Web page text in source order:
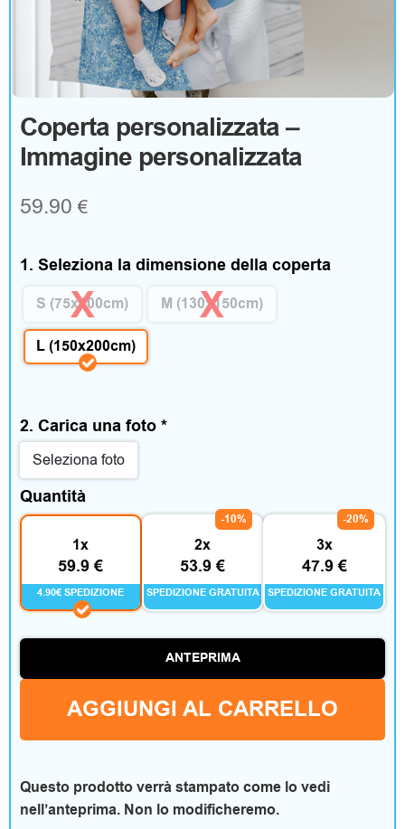
g
o
A
b
b
g
l
i
a
e
n
t
o
e
a
c
e
s
Coperta personalizzata –
Immagine personalizzata
59.90 €
1. Seleziona la dimensione della coperta
S (75x100cm) M (130x150cm)
L (150x200cm)
2. Carica una foto *
Seleziona foto
Quantità
1x
59.9 €
4.90€ SPEDIZIONE
2x
53.9 €
-10%
SPEDIZIONE GRATUITA
3x
47.9 €
-20%
SPEDIZIONE GRATUITA
ANTEPRIMA
AGGIUNGI AL CARRELLO
Questo prodotto verrà stampato come lo vedi
nell’anteprima. Non lo modificheremo.